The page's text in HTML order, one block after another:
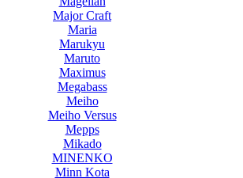
Major Craft
Maria
Marukyu
Maruto
Maximus
Megabass
Meiho
Meiho Versus
Mepps
Mikado
MINENKO
Minn Kota